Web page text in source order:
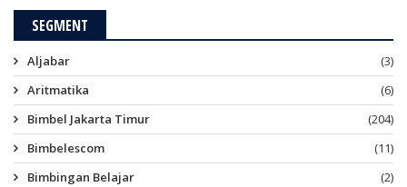
SEGMENT
Aljabar
(3)
Aritmatika
(6)
Bimbel Jakarta Timur
(204)
Bimbelescom
(11)
Bimbingan Belajar
(2)